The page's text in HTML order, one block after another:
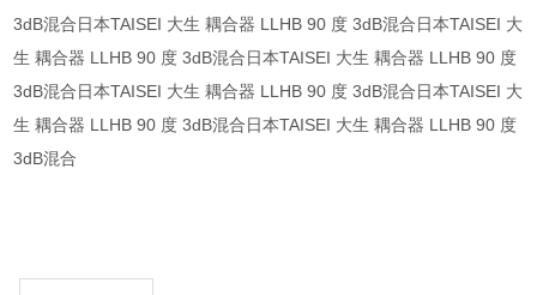
3dB混合日本TAISEI 大生 耦合器 LLHB 90 度 3dB混合日本TAISEI 大
生 耦合器 LLHB 90 度 3dB混合日本TAISEI 大生 耦合器 LLHB 90 度
3dB混合日本TAISEI 大生 耦合器 LLHB 90 度 3dB混合日本TAISEI 大
生 耦合器 LLHB 90 度 3dB混合日本TAISEI 大生 耦合器 LLHB 90 度
3dB混合